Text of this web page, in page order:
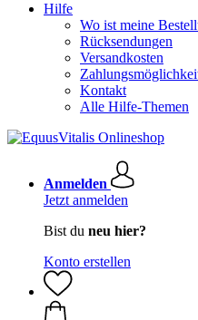
Hilfe
Wo ist meine
Rücksendungen
Versandkosten
Kontakt
Alle Hilfe-Themen
Anmelden
Jetzt anmelden
Bist du neu hier?
Konto erstellen